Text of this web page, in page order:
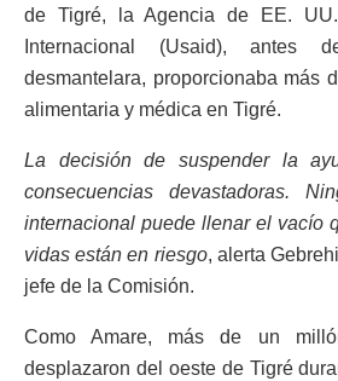
de Tigré, la Agencia de EE.
Internacional (Usaid), antes
desmantelara, proporcionaba más
alimentaria y médica en Tigré.
La decisión de suspender la
consecuencias devastadoras.
internacional puede llenar el vacío
vidas están en riesgo, alerta
jefe de la Comisión.
Como Amare, más de un
desplazaron del oeste de Tigré